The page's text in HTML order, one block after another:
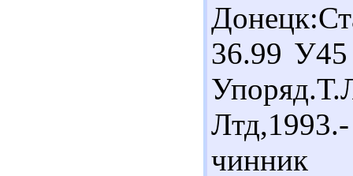
36.99 У45
чинник